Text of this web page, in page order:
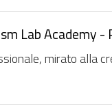
Lab Academy -
mirato alla